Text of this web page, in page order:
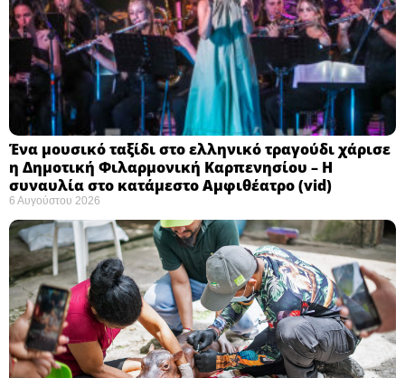
Ένα μουσικό ταξίδι στο ελληνικό τραγούδι χάρισε
η Δημοτική Φιλαρμονική Καρπενησίου – Η
συναυλία στο κατάμεστο Αμφιθέατρο (vid)
6 Αυγούστου 2026